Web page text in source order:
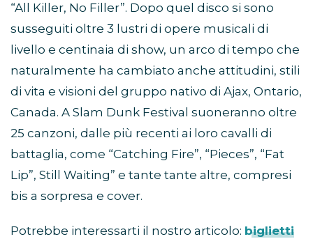
“All Killer, No Filler”. Dopo quel disco si sono
susseguiti oltre 3 lustri di opere musicali di
livello e centinaia di show, un arco di tempo che
naturalmente ha cambiato anche attitudini, stili
di vita e visioni del gruppo nativo di Ajax, Ontario,
Canada. A Slam Dunk Festival suoneranno oltre
25 canzoni, dalle più recenti ai loro cavalli di
battaglia, come “Catching Fire”, “Pieces”, “Fat
Lip”, Still Waiting” e tante tante altre, compresi
bis a sorpresa e cover.
Potrebbe interessarti il nostro articolo: biglietti